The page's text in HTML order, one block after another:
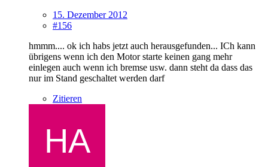
15. Dezember 2012
#156
hmmm.... ok ich habs jetzt auch herausgefunden... ICh kann
übrigens wenn ich den Motor starte keinen gang mehr
einlegen auch wenn ich bremse usw. dann steht da dass das
nur im Stand geschaltet werden darf
Zitieren